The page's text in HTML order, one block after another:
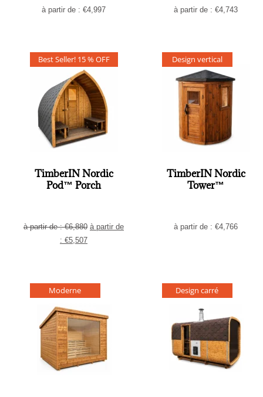
à partir de : €4,997 à partir de : €4,743
Best Seller! 15 % OFF
TimberIN Nordic
Pod™ Porch
à partir de :€6,880 à partir de
: €5,507
Design vertical
TimberIN Nordic
Tower™
à partir de : €4,766
Moderne Design carré